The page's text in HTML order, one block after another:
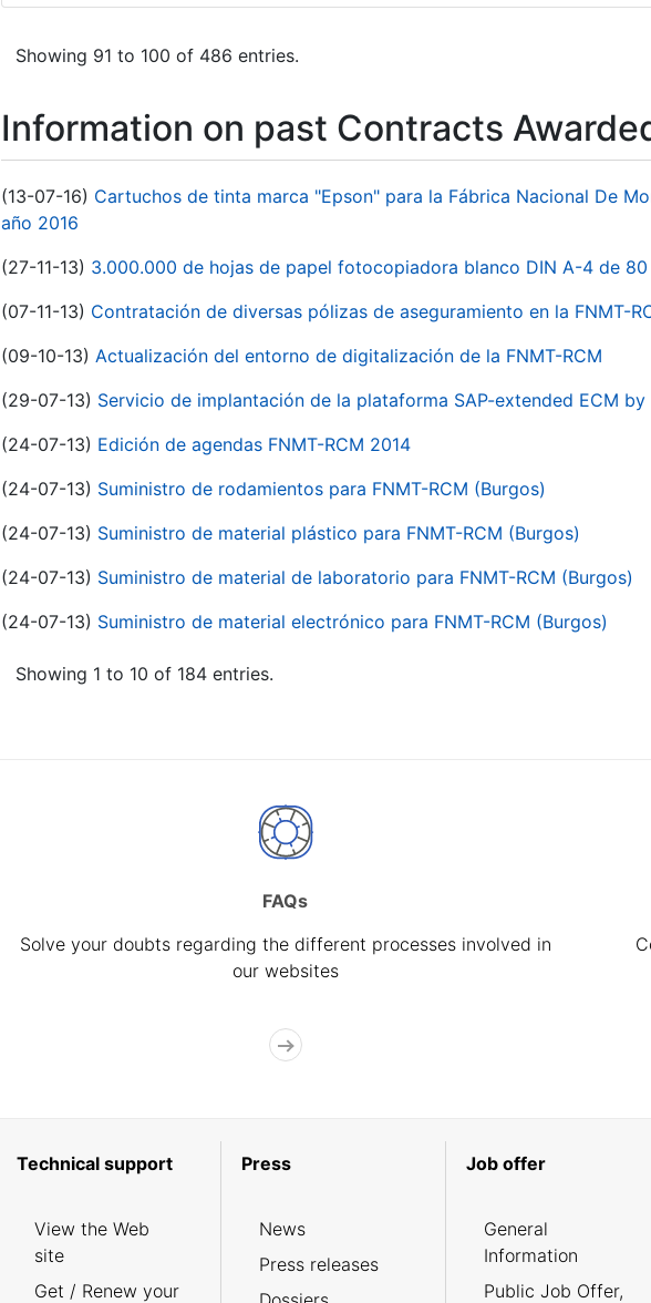
Showing 91 to 100 of 486 entries.
Information on past Contracts
(13-07-16) Cartuchos de tinta marca "Epson" para la Fábrica Nacional De
año 2016
(27-11-13) 3.000.000 de hojas de papel fotocopiadora blanco DIN A-4 de 80
(07-11-13) Contratación de diversas pólizas de aseguramiento en la FNMT-
(09-10-13) Actualización del entorno de digitalización de la FNMT-RCM
(29-07-13) Servicio de implantación de la plataforma SAP-extended ECM by
(24-07-13) Edición de agendas FNMT-RCM 2014
(24-07-13) Suministro de rodamientos para FNMT-RCM (Burgos)
(24-07-13) Suministro de material plástico para FNMT-RCM (Burgos)
(24-07-13) Suministro de material de laboratorio para FNMT-RCM (Burgos)
(24-07-13) Suministro de material electrónico para FNMT-RCM (Burgos)
Showing 1 to 10 of 184 entries.
FAQs
Solve your doubts regarding the different processes involved in
our websites
Technical support
View the Web
site
Get / Renew your
Press
News
Press releases
Job offer
General
Information
Public Job Offer,